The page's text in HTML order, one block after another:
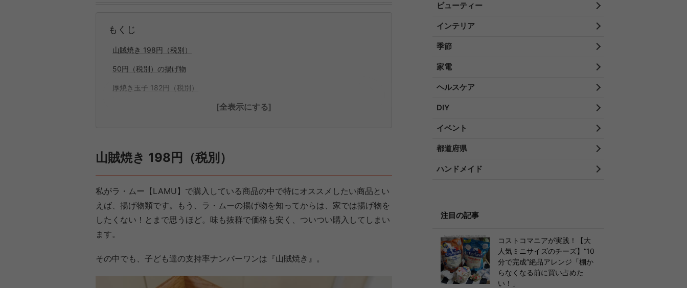
もくじ
山賊焼き 198円（税別）
50円（税別）の揚げ物
厚焼き玉子 182円（税別）
[全表示にする]
山賊焼き 198円（税別）
私がラ・ムー【LAMU】で購入している商品の中で特にオススメしたい商品とい
えば、揚げ物類です。もう、ラ・ムーの揚げ物を知ってからは、家では揚げ物を
したくない！とまで思うほど。味も抜群で価格も安く、ついつい購入してしまい
ます。
その中でも、子ども達の支持率ナンバーワンは『山賊焼き』。
ビューティー
インテリア
季節
家電
ヘルスケア
DIY
イベント
都道府県
ハンドメイド
注目の記事
コストコマニアが実践！【大
人気ミニサイズのチーズ】“10
分で完成”絶品アレンジ「棚か
らなくなる前に買い占めた
い！」